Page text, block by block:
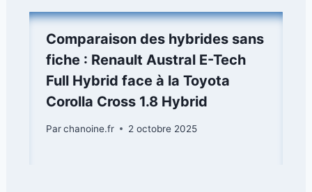
Comparaison des hybrides sans
fiche : Renault Austral E-Tech
Full Hybrid face à la Toyota
Corolla Cross 1.8 Hybrid
Parchanoine.fr 2 octobre 2025